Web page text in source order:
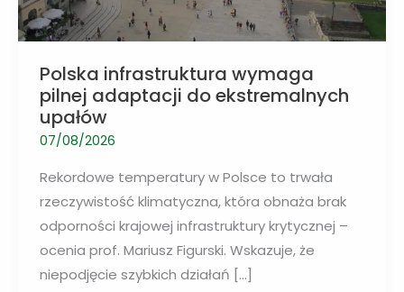
Polska infrastruktura wymaga
pilnej adaptacji do ekstremalnych
upałów
07/08/2026
Rekordowe temperatury w Polsce to trwała
rzeczywistość klimatyczna, która obnaża brak
odporności krajowej infrastruktury krytycznej –
ocenia prof. Mariusz Figurski. Wskazuje, że
niepodjęcie szybkich działań […]